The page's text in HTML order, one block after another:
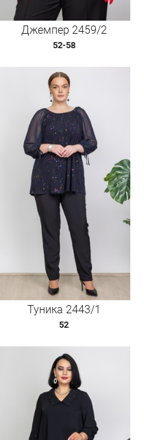
Джемпер 2459/2
52-58
Туника 2443/1
52